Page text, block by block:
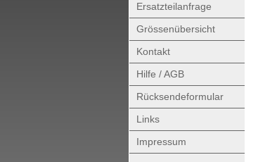
Ersatzteilanfrage
Grössenübersicht
Kontakt
Hilfe / AGB
Rücksendeformular
Links
Impressum